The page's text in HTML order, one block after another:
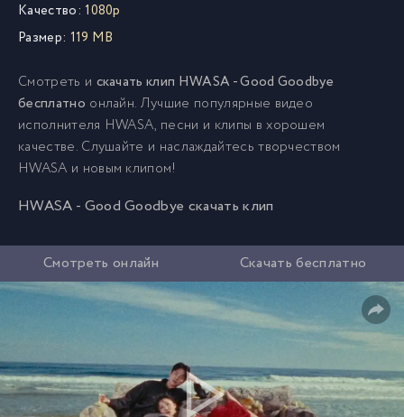
Качество: 1080p
Размер: 119 MB
Смотреть и скачать клип HWASA - Good Goodbye
бесплатно онлайн. Лучшие популярные видео
исполнителя HWASA, песни и клипы в хорошем
качестве. Слушайте и наслаждайтесь творчеством
HWASA и новым клипом!
HWASA - Good Goodbye скачать клип
Смотреть онлайн Скачать бесплатно